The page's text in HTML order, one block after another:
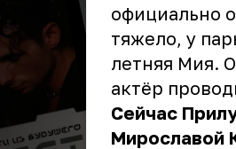
официально
тяжело, у
летняя Мия.
актёр
Сейчас
Мирославой